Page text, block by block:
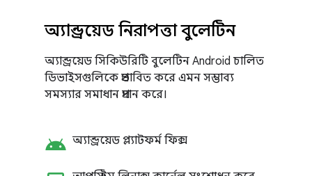
অ্যান্ড্রয়েড নিরাপত্তা বুলেটিন
অ্যান্ড্রয়েড সিকিউরিটি বুলেটিন Android চালিত
ডিভাইসগুলিকে প্রভাবিত করে এমন সম্ভাব্য
সমস্যার সমাধান প্রদান করে।
android অ্যান্ড্রয়েড প্ল্যাটফর্ম ফিক্স